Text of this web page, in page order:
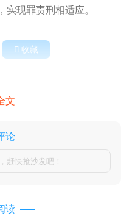
现罪责刑相适应。
 收藏
文
论
赶快抢沙发吧！
读